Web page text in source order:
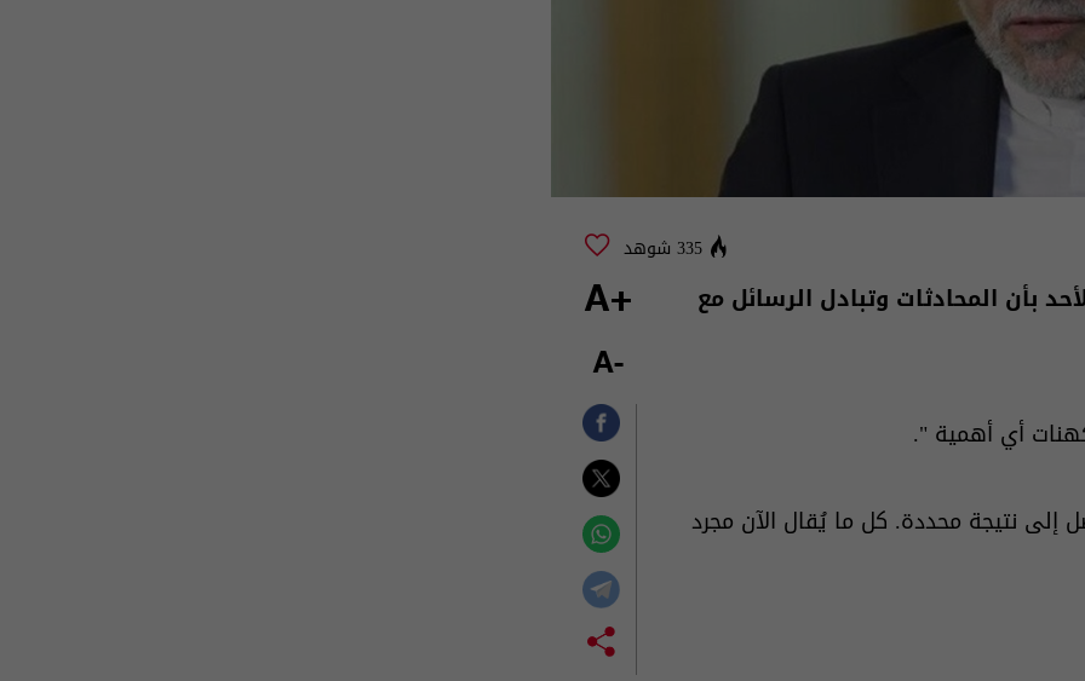
335 شوهد
بأن المحادثات وتبادل ⁠الرسائل مع
أي أهمية ‌".
نتيجة محددة. كل ما يُقال الآن مجرد
+A
-A